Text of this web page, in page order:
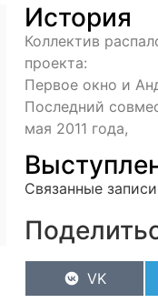
История
Коллектив
проекта:
Первое окно и
Последний
мая 2011 года,
Связанные
VK